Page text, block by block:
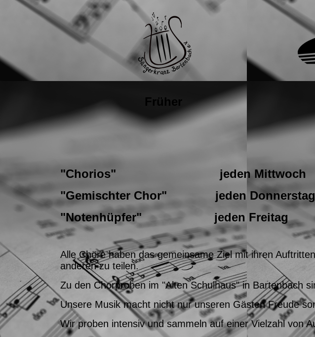
Früher
"Chorios" jeden Mittwoch
"Gemischter Chor" jeden Donnerstag
"Notenhüpfer" jeden Freitag
Alle Chöre haben das gemeinsame Ziel mit ihren
anderen zu teilen.
Zu den Chorproben im "Alten Schulhaus" in Bartenbach
Unsere Musik macht nicht nur unseren Gästen Freude
Wir proben intensiv und sammeln auf einer Vielzahl von